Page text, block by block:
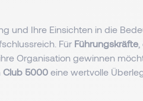
und Ihre Einsichten in die
Für Führungskräfte
Organisation gewinnen
Club 5000 eine wertvolle